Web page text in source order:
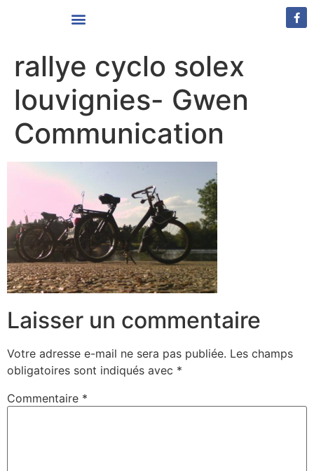
rallye cyclo solex
louvignies- Gwen
Communication
Laisser un commentaire
Votre adresse e-mail ne sera pas publiée. Les champs
obligatoires sont indiqués avec *
Commentaire *